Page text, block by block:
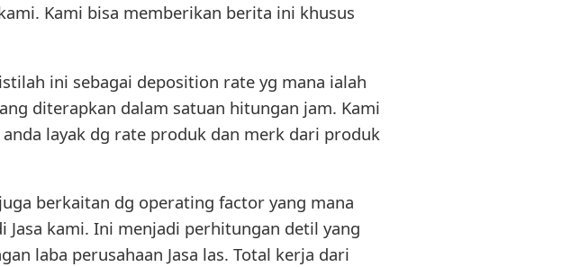
Kami bisa memberikan berita ini khusus
ini sebagai deposition rate yg mana ialah
diterapkan dalam satuan hitungan jam. Kami
layak dg rate produk dan merk dari produk
berkaitan dg operating factor yang mana
kami. Ini menjadi perhitungan detil yang
laba perusahaan Jasa las. Total kerja dari